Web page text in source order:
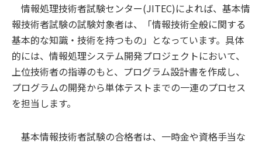
情報処理技術者試験センター(JITEC)によれば、基本情
報技術者試験の試験対象者は、「情報技術全般に関する
基本的な知識・技術を持つもの」となっています。具体
的には、情報処理システム開発プロジェクトにおいて、
上位技術者の指導のもと、プログラム設計書を作成し、
プログラムの開発から単体テストまでの一連のプロセス
を担当します。
基本情報技術者試験の合格者は、一時金や資格手当な